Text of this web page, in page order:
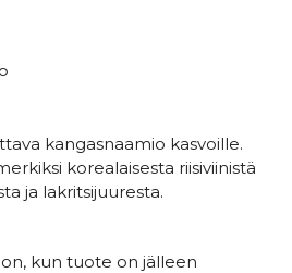
kangasnaamio kasvoille.
korealaisesta riisiviinistä
ja lakritsijuuresta.
kun tuote on jälleen